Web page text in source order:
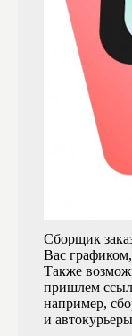
Сборщик
Вас
Также
пришлем
например,
и